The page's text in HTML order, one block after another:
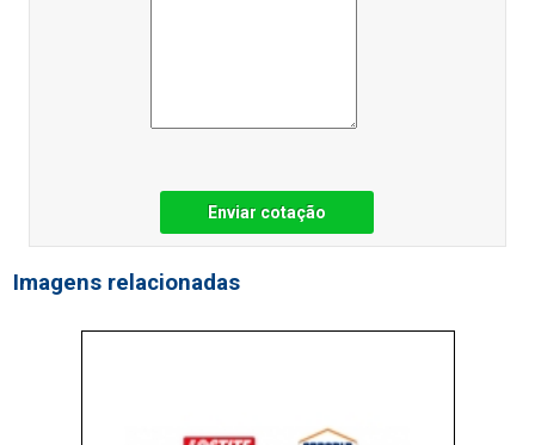
Enviar cotação
Imagens relacionadas